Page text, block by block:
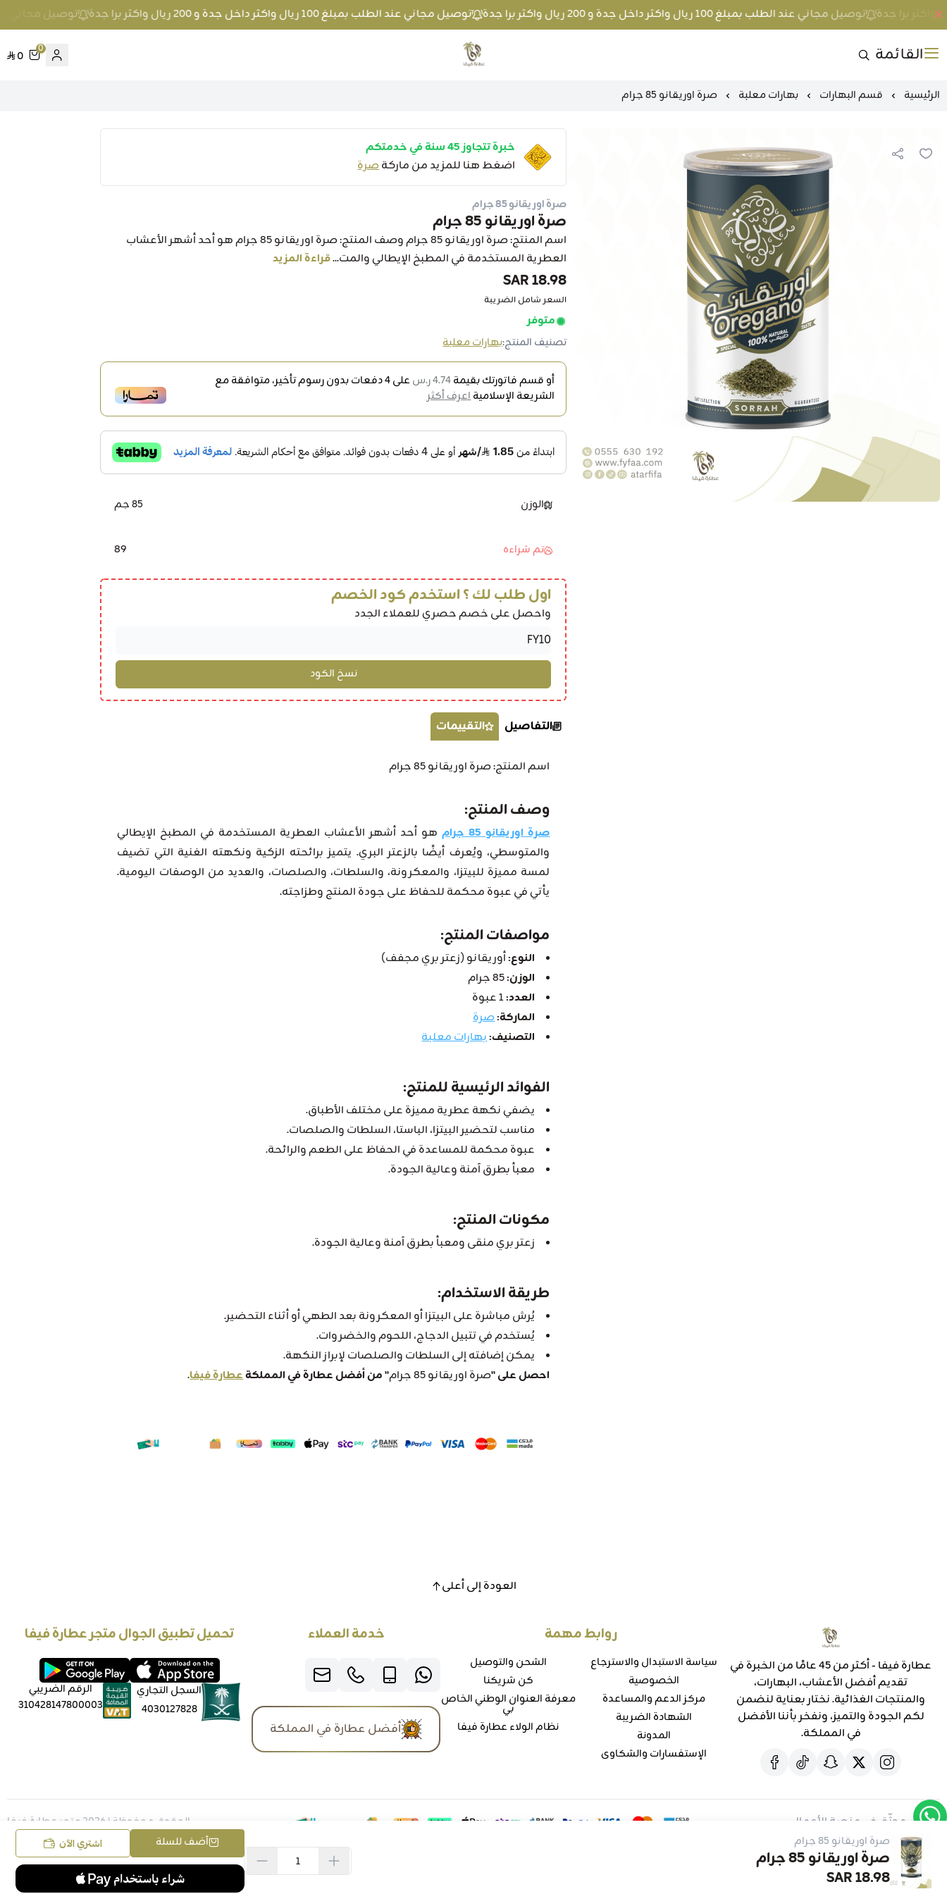
توصيل مجاني عند الطلب بمبلغ 100 ريال واكثر داخل جدة و 200 ريال واكثر برا جدة توصيل مجاني عند الطلب بمبلغ 100 ريال واكثر داخل جدة و 200 ريال واكثر برا جدة توصيل مجاني عند الطلب بمبلغ 100 ريال
القائمة متجر عطارة فيفا
0
0
الرئيسية قسم البهارات بهارات معلبة صرة اوريقانو 85 جرام
خبرة تتجاوز 45 سنة في خدمتكم
اضغط هنا للمزيد من ماركةصرة
صرة اوريقانو 85 جرام
صرة اوريقانو 85 جرام
اسم المنتج: صرة اوريقانو 85 جرام وصف المنتج: صرة اوريقانو 85 جرام هو أحد أشهر الأعشاب
العطرية المستخدمة في المطبخ الإيطالي والمت...قراءة المزيد
18.98 SAR
السعر شامل الضريبة
متوفر
تصنيف المنتج:بهارات معلبة
أو قسم فاتورتك بقيمة4.74 ر.س على4دفعات بدون رسوم تأخير، متوافقة مع
الشريعة الإسلاميةاعرف أكثر
الوزن 85 جم
تم شراءه 89
اول طلب لك ؟ استخدم كود الخصم
واحصل على خصم حصري للعملاء الجدد
صرة اوريقانو 85 جرام
صرة اوريقانو 85 جرام
18.98 SAR
أضف للسلة اشتري الآن
التفاصيل التقييمات
اسم المنتج: صرة اوريقانو 85 جرام
وصف المنتج:
صرة اوريقانو 85 جرام
هو أحد أشهر الأعشاب العطرية المستخدمة في المطبخ الإيطالي
والمتوسطي، ويُعرف أيضًا بالزعتر البري. يتميز برائحته الزكية ونكهته الغنية التي تضيف
لمسة مميزة للبيتزا، والمعكرونة، والسلطات، والصلصات، والعديد من الوصفات اليومية.
يأتي في عبوة محكمة للحفاظ على جودة المنتج وطزاجته.
مواصفات المنتج:
النوع:أوريقانو (زعتر بري مجفف)
الوزن:85 جرام
العدد:1 عبوة
الماركة:صرة
التصنيف:بهارات معلبة
الفوائد الرئيسية للمنتج:
يضفي نكهة عطرية مميزة على مختلف الأطباق.
مناسب لتحضير البيتزا، الباستا، السلطات والصلصات.
عبوة محكمة للمساعدة في الحفاظ على الطعم والرائحة.
معبأ بطرق آمنة وعالية الجودة.
مكونات المنتج:
زعتر بري منقى ومعبأ بطرق آمنة وعالية الجودة.
طريقة الاستخدام:
يُرش مباشرة على البيتزا أو المعكرونة بعد الطهي أو أثناء التحضير.
يُستخدم في تتبيل الدجاج، اللحوم والخضروات.
يمكن إضافته إلى السلطات والصلصات لإبراز النكهة.
احصل على "صرة اوريقانو 85 جرام " من أفضل عطارة في المملكةعطارة فيفا.
العودة إلى أعلى
عطارة فيفا - أكثر من 45 عامًا من الخبرة في
تقديم أفضل الأعشاب، البهارات،
والمنتجات الغذائية. نختار بعناية لنضمن
لكم الجودة والتميز، ونفخر بأننا الأفضل
في المملكة.
روابط مهمة
سياسة الاستبدال والاسترجاع
الخصوصية
مركز الدعم والمساعدة
الشهادة الضريبة
المدونة
الإستفسارات والشكاوي
الشحن والتوصيل
كن شريكنا
معرفة العنوان الوطني الخاص
بي
نظام الولاء عطارة فيفا
خدمة العملاء
أفضل عطارة في المملكة
تحميل تطبيق الجوال متجر عطارة فيفا
السجل التجاري
4030127828
الرقم الضريبي
310428147800003
موثّق في منصة الأعمال الحقوق محفوظة | 2026 متجر عطارة فيفا